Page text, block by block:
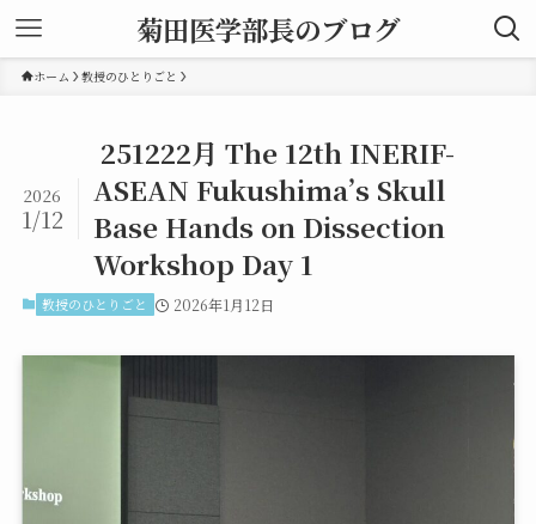
菊田医学部長のブログ
ホーム 教授のひとりごと
251222月 The 12th INERIF-
ASEAN Fukushima’s Skull
Base Hands on Dissection
Workshop Day 1
2026
1/12
教授のひとりごと 2026年1月12日